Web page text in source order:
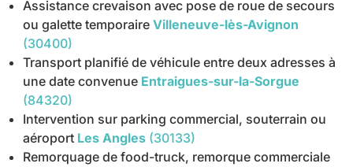
Assistance crevaison avec pose de roue de secours
ou galette temporaire Villeneuve-lès-Avignon
(30400)
Transport planifié de véhicule entre deux adresses à
une date convenue Entraigues-sur-la-Sorgue
(84320)
Intervention sur parking commercial, souterrain ou
aéroport Les Angles (30133)
Remorquage de food-truck, remorque commerciale